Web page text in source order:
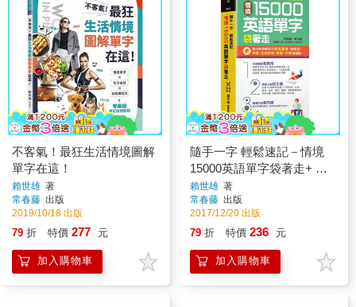
不客氣！最狂生活情境圖解
單字在這！
賴世雄 著
常春藤 出版
2019/10/18 出版
79 折 特價 277 元
加入購物車
隨手一字 輕鬆速記－情境
15000英語單字袋著走+ QR
Code 線上音檔（口袋書 附
防水書套）
賴世雄 著
常春藤 出版
2017/12/20 出版
79 折 特價 236 元
加入購物車